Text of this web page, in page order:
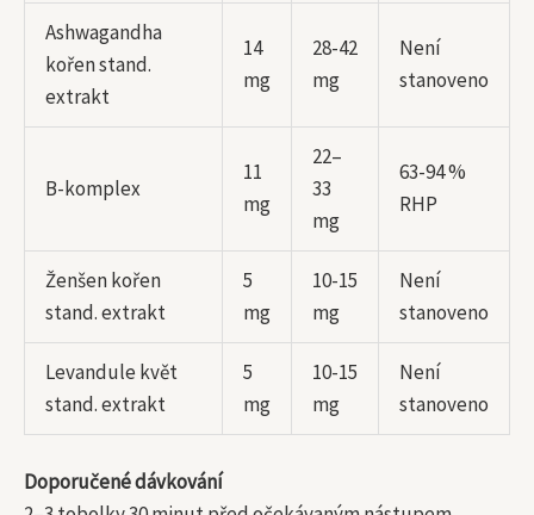
Ashwagandha
kořen stand.
extrakt
14
mg
28-42
mg
Není
stanoveno
B-komplex
11
mg
22–
33
mg
63-94 %
RHP
Ženšen kořen
stand. extrakt
5
mg
10-15
mg
Není
stanoveno
Levandule květ
stand. extrakt
5
mg
10-15
mg
Není
stanoveno
Doporučené dávkování